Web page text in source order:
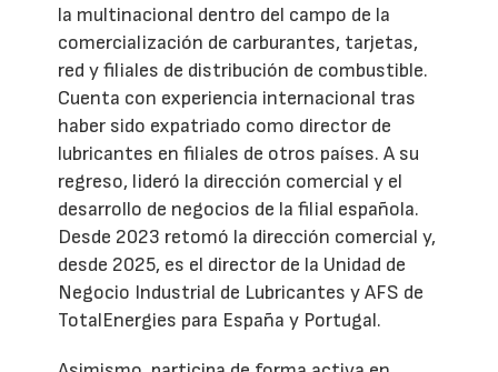
la multinacional dentro del campo de la
comercialización de carburantes, tarjetas,
red y filiales de distribución de combustible.
Cuenta con experiencia internacional tras
haber sido expatriado como director de
lubricantes en filiales de otros países. A su
regreso, lideró la dirección comercial y el
desarrollo de negocios de la filial española.
Desde 2023 retomó la dirección comercial y,
desde 2025, es el director de la Unidad de
Negocio Industrial de Lubricantes y AFS de
TotalEnergies para España y Portugal.